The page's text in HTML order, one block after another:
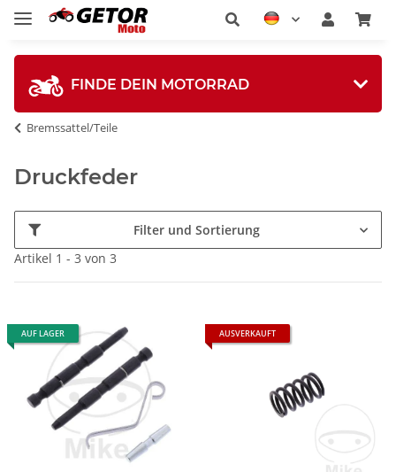
FINDE DEIN MOTORRAD
Bremssattel/Teile
Druckfeder
Filter und Sortierung
Artikel 1 - 3 von 3
AUF LAGER AUSVERKAUFT